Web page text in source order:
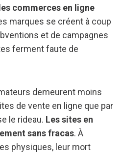
les commerces en ligne
marques se créent à coup
et de campagnes
ferment faute de
demeurent moins
de vente en ligne que par
le rideau. Les sites en
sans fracas. À
physiques, leur mort